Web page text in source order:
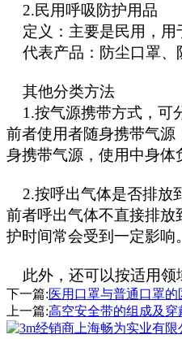
2.民用呼吸防护用品
定义：主要是民用，用
代表产品：防尘口罩、
其他分类方法
1.按气源携带方式，可
前者使用者随身携带气源
身携带气源，使用中身体
2.按呼出气体是否排放
前者呼出气体不直接排
护时间常会受到一定影响。
此外，还可以按适用领
下一篇:医用口罩与普通口罩的
上一篇:高空安全带的组成及穿